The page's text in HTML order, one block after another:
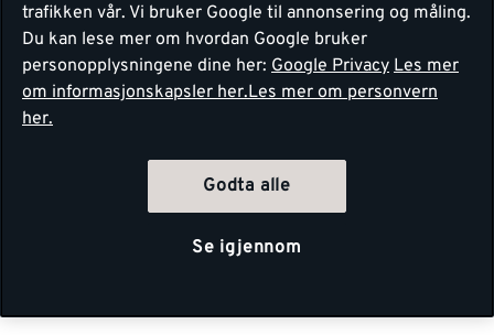
trafikken vår. Vi bruker Google til annonsering og måling.
Du kan lese mer om hvordan Google bruker
personopplysningene dine her: Google Privacy Les mer
om informasjonskapsler her.Les mer om personvern
her.
Godta alle
Se igjennom